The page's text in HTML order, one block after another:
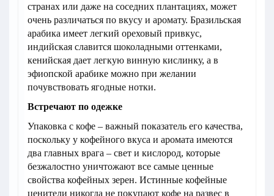
странах или даже на соседних плантациях, может
очень различаться по вкусу и аромату. Бразильская
арабика имеет легкий ореховый привкус,
индийская славится шоколадными оттенками,
кенийская дает легкую винную кислинку, а в
эфиопской арабике можно при желании
почувствовать ягодные нотки.
Встречают по одежке
Упаковка с кофе – важный показатель его качества,
поскольку у кофейного вкуса и аромата имеются
два главных врага – свет и кислород, которые
безжалостно уничтожают все самые ценные
свойства кофейных зерен. Истинные кофейные
ценители никогда не покупают кофе на развес в